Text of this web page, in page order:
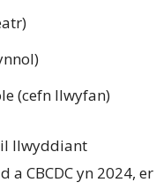
(cefn llwyfan)
llwyddiant
a CBCDC yn 2024,